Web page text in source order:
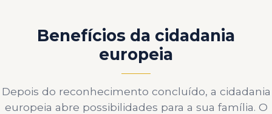
Benefícios da cidadania
europeia
Depois do reconhecimento concluído, a cidadania
europeia abre possibilidades para a sua família. O